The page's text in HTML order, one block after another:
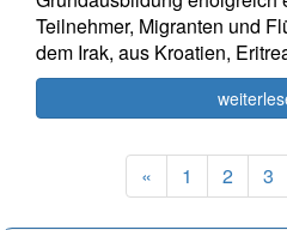
Teilnehmer, Migranten und
dem Irak, aus Kroatien,
«Previous
1 2 3